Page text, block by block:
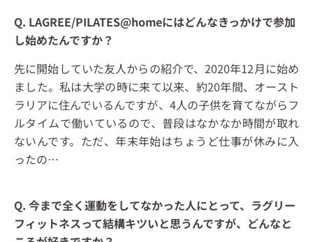
Q. LAGREE/PILATES@homeにはどんなきっかけで参加
し始めたんですか？
先に開始していた友人からの紹介で、2020年12月に始め
ました。私は大学の時に来て以来、約20年間、オースト
ラリアに住んでいるんですが、4人の子供を育てながらフ
ルタイムで働いているので、普段はなかなか時間が取れ
ないんです。ただ、年末年始はちょうど仕事が休みに入
ったの…
Q. 今まで全く運動をしてなかった人にとって、ラグリー
フィットネスって結構キツいと思うんですが、どんなと